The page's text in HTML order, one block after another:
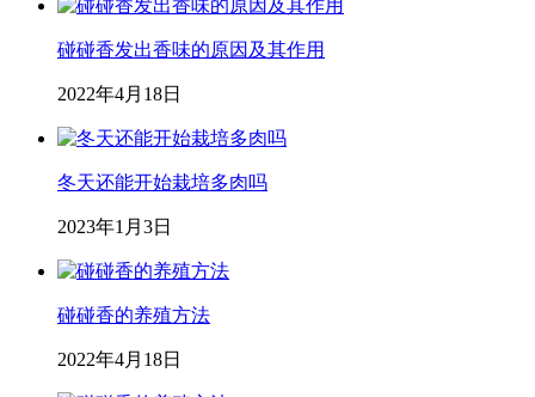
碰碰香发出香味的原因及其作用
2022年4月18日
冬天还能开始栽培多肉吗
2023年1月3日
碰碰香的养殖方法
2022年4月18日